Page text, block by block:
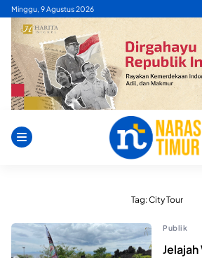
Skip
content
Minggu, 9 Agustus 2026
Tag:City Tour
Publik